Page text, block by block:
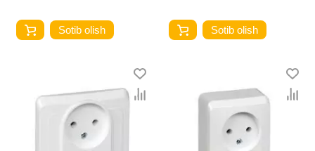
Sotib olish Sotib olish